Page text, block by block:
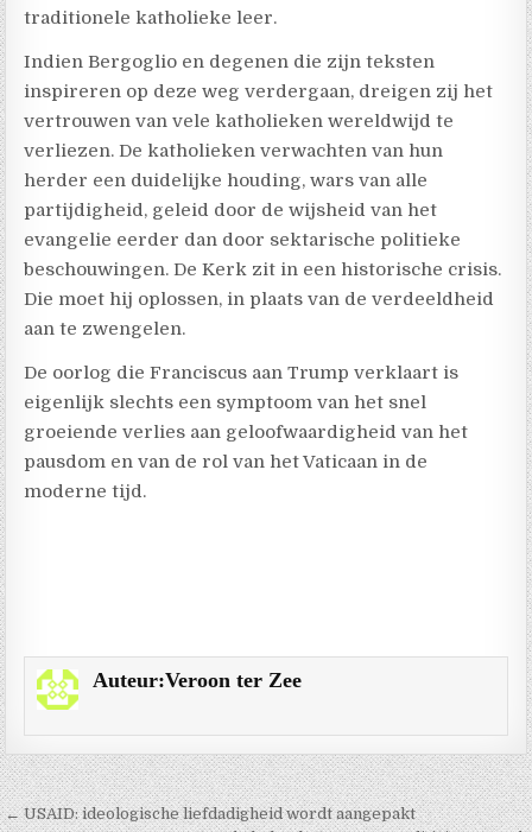
traditionele katholieke leer.
Indien Bergoglio en degenen die zijn teksten
inspireren op deze weg verdergaan, dreigen zij het
vertrouwen van vele katholieken wereldwijd te
verliezen. De katholieken verwachten van hun
herder een duidelijke houding, wars van alle
partijdigheid, geleid door de wijsheid van het
evangelie eerder dan door sektarische politieke
beschouwingen. De Kerk zit in een historische crisis.
Die moet hij oplossen, in plaats van de verdeeldheid
aan te zwengelen.
De oorlog die Franciscus aan Trump verklaart is
eigenlijk slechts een symptoom van het snel
groeiende verlies aan geloofwaardigheid van het
pausdom en van de rol van het Vaticaan in de
moderne tijd.
Auteur:Veroon ter Zee
Berichtnavigatie
← USAID: ideologische liefdadigheid wordt aangepakt